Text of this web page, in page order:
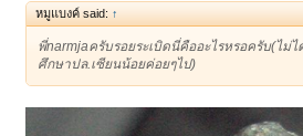
หมูแบงค์ said: ↑
พี่narmjaครับรอยระเบิดนี่คืออะไรหรอครับ(ไม่
ศึกษาปล.เซียนน้อยค่อยๆไป)